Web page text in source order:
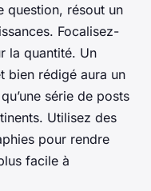
question, résout un
Focalisez-
la quantité. Un
bien rédigé aura un
série de posts
Utilisez des
pour rendre
facile à